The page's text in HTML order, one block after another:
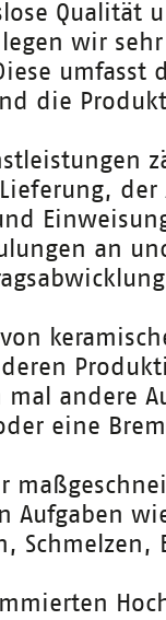
Qualität
wir
umfasst
die
der
an
mal andere
eine
Aufgaben